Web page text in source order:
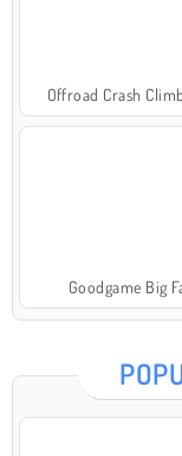
Offroad Crash
Goodgame Big